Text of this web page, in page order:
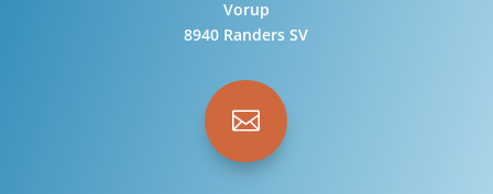
Vorup
8940 Randers SV
